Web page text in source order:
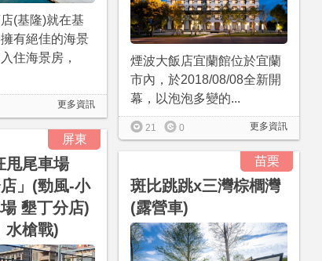
(基隆)就在基
有絕佳的海景
住海景房，
更多資訊
煙波大飯店宜蘭館位於宜蘭
市內，於2018/08/08全新開
幕，以泡泡多變的...
更多資訊
21 0
屏東
甩尾車場
店」(勁風-小
墾丁分店)
水槍戰)
苗栗
斑比跳跳x三灣棕櫚灣
(露營車)